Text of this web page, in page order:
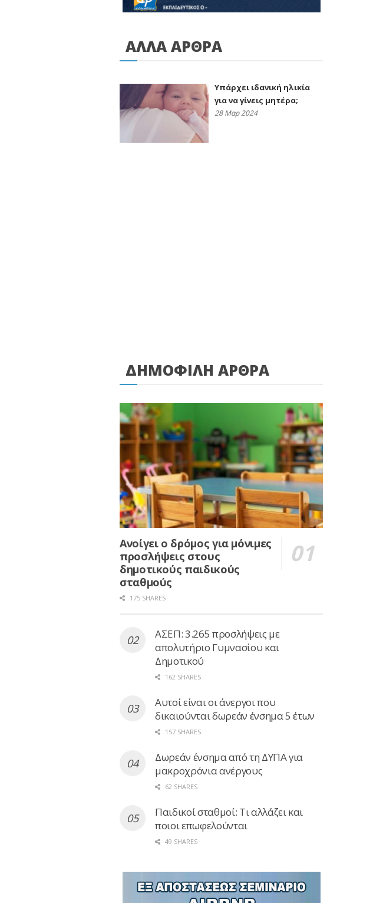
ΑΛΛΑ ΑΡΘΡΑ
Υπάρχει ιδανική ηλικία
για να γίνεις μητέρα;
28 Μαρ 2024
ΔΗΜΟΦΙΛΗ ΑΡΘΡΑ
Ανοίγει ο δρόμος για μόνιμες
προσλήψεις στους
δημοτικούς παιδικούς
σταθμούς
175 SHARES
ΑΣΕΠ: 3.265 προσλήψεις με
απολυτήριο Γυμνασίου και
Δημοτικού
162 SHARES
Αυτοί είναι οι άνεργοι που
δικαιούνται δωρεάν ένσημα 5 έτων
157 SHARES
Δωρεάν ένσημα από τη ΔΥΠΑ για
μακροχρόνια ανέργους
62 SHARES
Παιδικοί σταθμοί: Τι αλλάζει και
ποιοι επωφελούνται
49 SHARES